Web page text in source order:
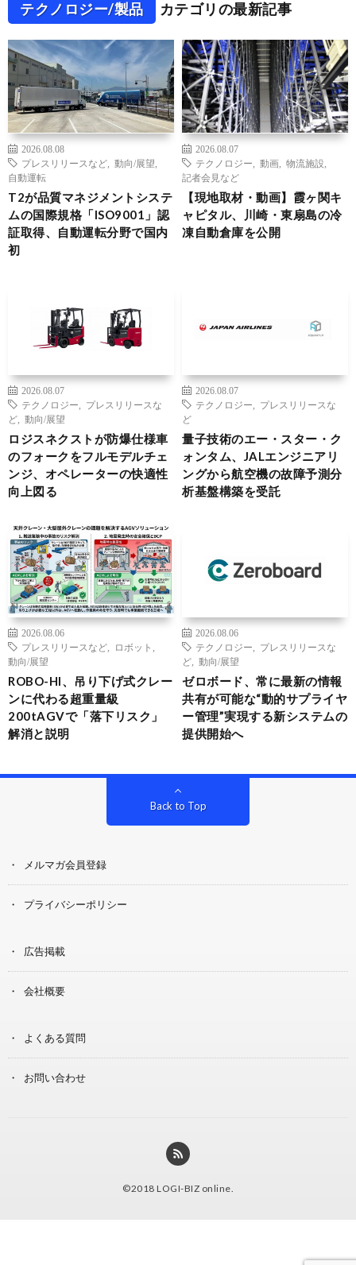
テクノロジー/製品 カテゴリの最新記事
2026.08.08
プレスリリースなど
動向/展望
自動運転
T2が品質マネジメントシステ
ムの国際規格「ISO9001」認
証取得、自動運転分野で国内
初
2026.08.07
テクノロジー
動画 物流施設
記者会見など
【現地取材・動画】霞ヶ関キ
ャピタル、川崎・東扇島の冷
凍自動倉庫を公開
2026.08.07
テクノロジー
プレスリリースな
ど
動向/展望
ロジスネクストが防爆仕様車
のフォークをフルモデルチェ
ンジ、オペレーターの快適性
向上図る
2026.08.07
テクノロジー
プレスリリースな
ど
量子技術のエー・スター・ク
ォンタム、JALエンジニアリ
ングから航空機の故障予測分
析基盤構築を受託
2026.08.06
プレスリリースなど
ロボット
動向/展望
ROBO-HI、吊り下げ式クレー
ンに代わる超重量級
200tAGVで「落下リスク」
解消と説明
2026.08.06
テクノロジー
プレスリリースな
ど
動向/展望
ゼロボード、常に最新の情報
共有が可能な“動的サプライヤ
ー管理”実現する新システムの
提供開始へ
Back to Top
メルマガ会員登録
プライバシーポリシー
広告掲載
会社概要
よくある質問
お問い合わせ
©2018 LOGI-BIZ online